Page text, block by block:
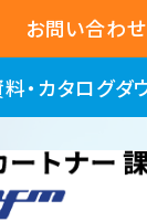
お問い合わせ
・カタログダ